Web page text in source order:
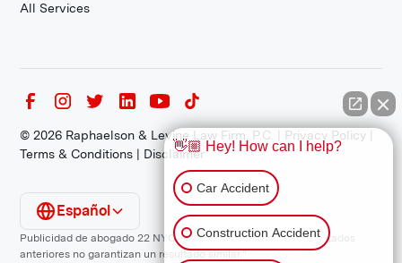
All Services
©2026 Raphaelson & Levine Law Firm, P.C. | Privacy Policy
Terms & Conditions | Disclaimer
Publicidad de abogado 22 NYCRR 1200.1 Requisito: "Los resultados
anteriores no garantizan un resultado similar."
Español
👋🏼 Hey! How can I help?
Car Accident
Construction Accident